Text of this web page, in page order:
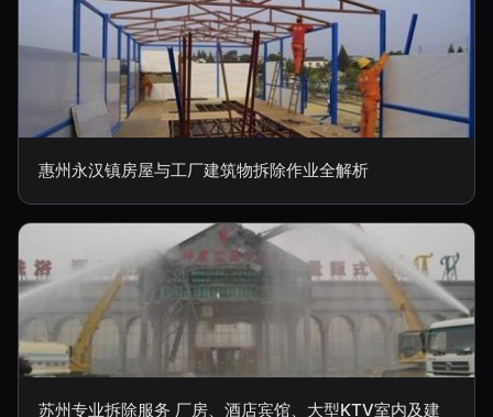
惠州永汉镇房屋与工厂建筑物拆除作业全解析
苏州专业拆除服务 厂房、酒店宾馆、大型KTV室内及建